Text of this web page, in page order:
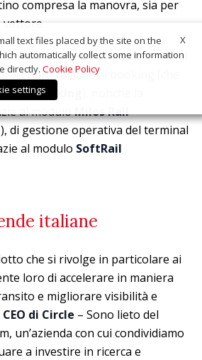
compresa la manovra, sia per
Circle e Binary System, il terminal
relative ai booking (che
Milos Booking
al moduloMilos Rail
), di gestione operativa del terminal
al modulo SoftRail
italiane
che si rivolge in particolare ai
loro di accelerare in maniera
e migliorare visibilità e
di Circle – Sono lieto del
un’azienda con cui condividiamo
a investire in ricerca e
X
text files placed by the site on the
automatically collect some information
directly. Cookie Policy
settings